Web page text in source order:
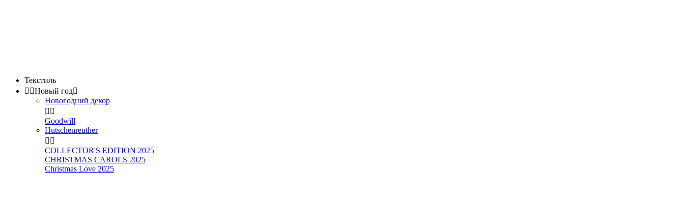
Текстиль
 Новый год
Новогодний декор
 
Goodwill
Hutschenreuther
 
COLLECTOR'S EDITION 2025
CHRISTMAS CAROLS 2025
Christmas Love 2025